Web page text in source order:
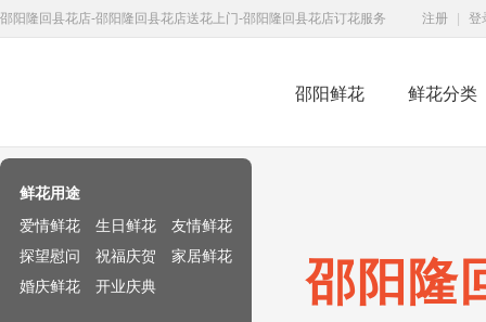
邵阳隆回县花店-邵阳隆回县花店送花上门-邵阳隆回县花店订花服务 注册 登
邵阳鲜花 鲜花分类
邵阳隆
鲜花用途
爱情鲜花
生日鲜花
友情鲜花
探望慰问
祝福庆贺
家居鲜花
婚庆鲜花
开业庆典